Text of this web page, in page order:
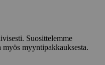
Suosittelemme
myös myyntipakkauksesta.